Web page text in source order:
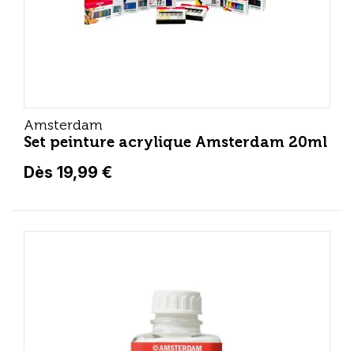
Amsterdam
Set peinture acrylique Amsterdam 20ml
Dès 19,99 €